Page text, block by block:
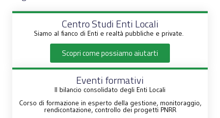
Centro Studi Enti Locali
Siamo al fianco di Enti e realtà pubbliche e private.
Scopri come possiamo aiutarti
Eventi formativi
Il bilancio consolidato degli Enti Locali
Corso di formazione in esperto della gestione, monitoraggio,
rendicontazione, controllo dei progetti PNRR